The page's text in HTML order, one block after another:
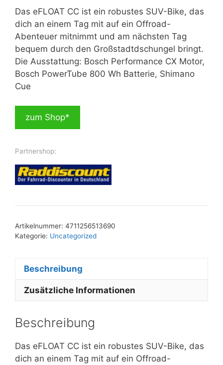
war:
4,699.00 €
ist:
4,499.00 €.
Das eFLOAT CC ist ein robustes SUV-Bike, das
dich an einem Tag mit auf ein Offroad-
Abenteuer mitnimmt und am nächsten Tag
bequem durch den Großstadtdschungel bringt.
Die Ausstattung: Bosch Performance CX Motor,
Bosch PowerTube 800 Wh Batterie, Shimano
Cue
zum Shop*
Partnershop:
Artikelnummer: 4711256513690
Kategorie: Uncategorized
Beschreibung
Zusätzliche Informationen
Beschreibung
Das eFLOAT CC ist ein robustes SUV-Bike, das
dich an einem Tag mit auf ein Offroad-